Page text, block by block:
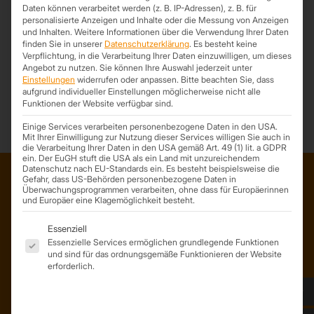
*Trapezprofile Deutschland ist ein Geschäftsbereich der On Spot
Service GmbH
ADRESSE
ist ein Geschäftsbereich der
On Spot Service GmbH
Daten können verarbeitet werden (z. B. IP-Adressen), z. B. für
personalisierte Anzeigen und Inhalte oder die Messung von Anzeigen
und Inhalten. Weitere Informationen über die Verwendung Ihrer Daten
finden Sie in unserer Datenschutzerklärung. Es besteht keine
Verpflichtung, in die Verarbeitung Ihrer Daten einzuwilligen, um dieses
Angebot zu nutzen. Sie können Ihre Auswahl jederzeit unter
Einstellungen widerrufen oder anpassen. Bitte beachten Sie, dass
aufgrund individueller Einstellungen möglicherweise nicht alle
Funktionen der Website verfügbar sind.
Einige Services verarbeiten personenbezogene Daten in den USA.
Mit Ihrer Einwilligung zur Nutzung dieser Services willigen Sie auch in
die Verarbeitung Ihrer Daten in den USA gemäß Art. 49 (1) lit. a GDPR
ein. Der EuGH stuft die USA als ein Land mit unzureichendem
Datenschutz nach EU-Standards ein. Es besteht beispielsweise die
Gefahr, dass US-Behörden personenbezogene Daten in
Überwachungsprogrammen verarbeiten, ohne dass für Europäerinnen
und Europäer eine Klagemöglichkeit besteht.
Es folgt eine Liste der Service-Gruppen, für die eine
Essenziell
Essenzielle Services ermöglichen grundlegende Funktionen
und sind für das ordnungsgemäße Funktionieren der Website
erforderlich.